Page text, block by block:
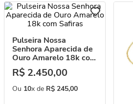
Pulseira Nossa
Senhora Aparecida de
Ouro Amarelo 18k com
Safiras
R$ 2.450,00
Ou 10x de R$ 245,00